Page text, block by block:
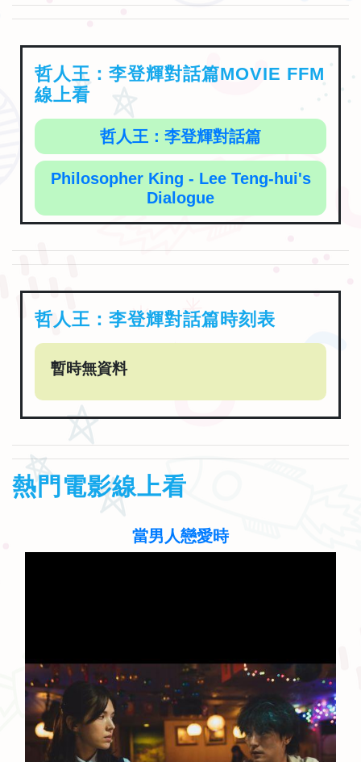
哲人王：李登輝對話篇MOVIE FFM
線上看
哲人王：李登輝對話篇
Philosopher King - Lee Teng-hui's
Dialogue
哲人王：李登輝對話篇時刻表
暫時無資料
熱門電影線上看
聽見歌 再唱